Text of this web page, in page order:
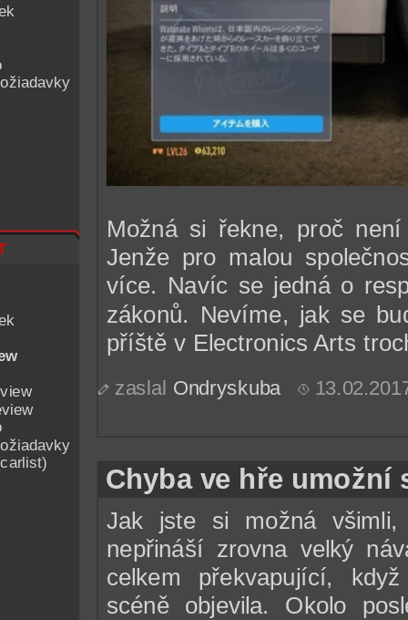
Možná si řekne, proč
Jenže pro malou
více. Navíc se jedná o
zákonů. Nevíme, jak se
příště v Electronics Arts
zaslal Ondryskuba
Chyba ve hře umožní
Jak jste si možná všimli,
nepřináší zrovna velký
celkem překvapující,
scéně objevila. Okolo